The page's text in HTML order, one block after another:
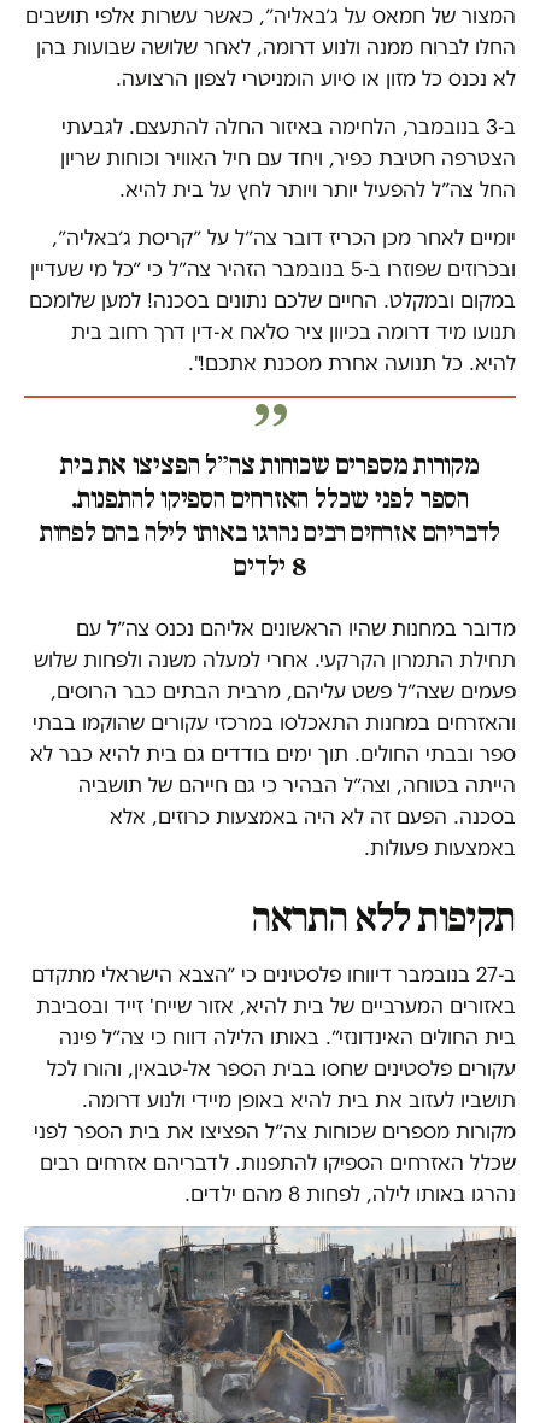
המצור של חמאס על ג׳באליה״, כאשר עשרות אלפי תושבים
החלו לברוח ממנה ולנוע דרומה, לאחר שלושה שבועות בהן
לא נכנס כל מזון או סיוע הומניטרי לצפון הרצועה.
ב-3 בנובמבר, הלחימה באיזור החלה להתעצם. לגבעתי
הצטרפה חטיבת כפיר, ויחד עם חיל האוויר וכוחות שריון
החל צה״ל להפעיל יותר ויותר לחץ על בית להיא.
יומיים לאחר מכן הכריז דובר צה״ל על ״קריסת ג׳באליה״,
ובכרוזים שפוזרו ב-5 בנובמבר הזהיר צה״ל כי ״כל מי שעדיין
במקום ובמקלט. החיים שלכם נתונים בסכנה! למען שלומכם
תנועו מיד דרומה בכיוון ציר סלאח א-דין דרך רחוב בית
להיא. כל תנועה אחרת מסכנת אתכם!".
מקורות מספרים שכוחות צה״ל הפציצו את בית
הספר לפני שכלל האזרחים הספיקו להתפנות.
לדבריהם אזרחים רבים נהרגו באותו לילה בהם לפחות
8 ילדים
מדובר במחנות שהיו הראשונים אליהם נכנס צה״ל עם
תחילת התמרון הקרקעי. אחרי למעלה משנה ולפחות שלוש
פעמים שצה״ל פשט עליהם, מרבית הבתים כבר הרוסים,
והאזרחים במחנות התאכלסו במרכזי עקורים שהוקמו בבתי
ספר ובבתי החולים. תוך ימים בודדים גם בית להיא כבר לא
הייתה בטוחה, וצה״ל הבהיר כי גם חייהם של תושביה
בסכנה. הפעם זה לא היה באמצעות כרוזים, אלא
באמצעות פעולות.
תקיפות ללא התראה
ב-27 בנובמבר דיווחו פלסטינים כי ״הצבא הישראלי מתקדם
באזורים המערביים של בית להיא, אזור שייח' זייד ובסביבת
בית החולים האינדונזי״. באותו הלילה דווח כי צה״ל פינה
עקורים פלסטינים שחסו בבית הספר אל-טבאין, והורו לכל
תושביו לעזוב את בית להיא באופן מיידי ולנוע דרומה.
מקורות מספרים שכוחות צה״ל הפציצו את בית הספר לפני
שכלל האזרחים הספיקו להתפנות. לדבריהם אזרחים רבים
נהרגו באותו לילה, לפחות 8 מהם ילדים.